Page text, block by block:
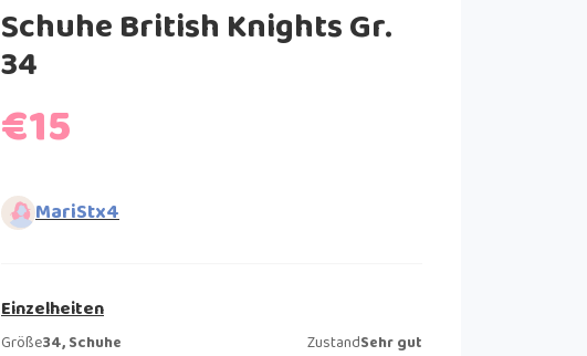
Schuhe British Knights Gr.
34
€15
MariStx4
Einzelheiten
Größe34, Schuhe ZustandSehr gut